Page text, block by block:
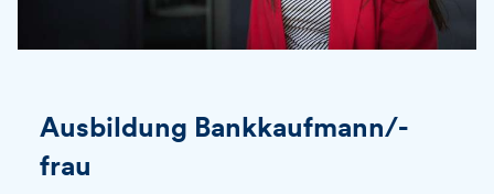
Ausbildung Bankkaufmann/-
frau